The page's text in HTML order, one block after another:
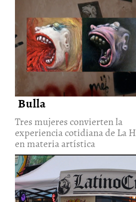
Tres mujeres convierten la
experiencia cotidiana de La
Habana en materia artística
30/Jul/2026
Bulla
Tres mujeres convierten la
experiencia cotidiana de La
en materia artística
Latinocracias: una exploración